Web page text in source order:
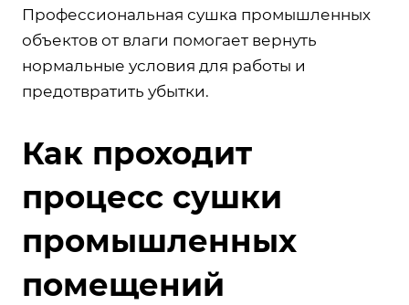
Профессиональная сушка промышленных
объектов от влаги помогает вернуть
нормальные условия для работы и
предотвратить убытки.
Как проходит
процесс сушки
промышленных
помещений